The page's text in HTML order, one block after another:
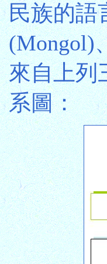
民族的語
(Mongol)
來自上列
系圖：